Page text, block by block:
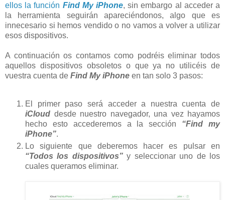
ellos la función Find My iPhone, sin embargo al acceder a
la herramienta seguirán apareciéndonos, algo que es
innecesario si hemos vendido o no vamos a volver a utilizar
esos dispositivos.
A continuación os contamos como podréis eliminar todos
aquellos dispositivos obsoletos o que ya no utilicéis de
vuestra cuenta de Find My iPhone en tan solo 3 pasos:
El primer paso será acceder a nuestra cuenta de
iCloud desde nuestro navegador, una vez hayamos
hecho esto accederemos a la sección “Find my
iPhone”.
Lo siguiente que deberemos hacer es pulsar en
“Todos los dispositivos”y seleccionar uno de los
cuales queramos eliminar.